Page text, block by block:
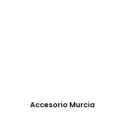
Accesorio Murcia